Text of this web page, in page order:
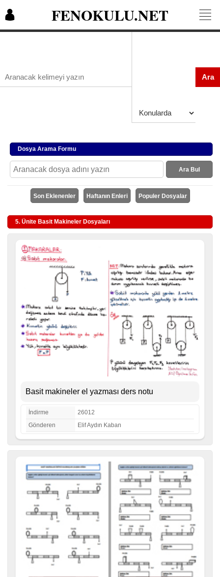
FENOKULU.NET
Ara
Dosya Arama Formu
Ara Bul
Son Eklenenler Haftanın Enleri Populer Dosyalar
5. Ünite Basit Makineler Dosyaları
Basit makineler el yazması ders notu
İndirme
26012
Gönderen
Elif Aydın Kaban